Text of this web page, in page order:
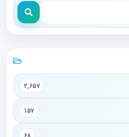
۲,۶۵۷
۱۵۷
۶۸